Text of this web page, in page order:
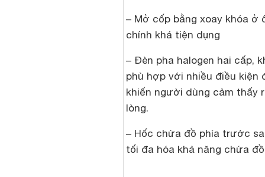
– Mở cốp bằng xoay khóa ở
chính khá tiện dụng
– Đèn pha halogen hai cấp,
phù hợp với nhiều điều kiện
khiến người dùng cảm thấy
lòng.
– Hốc chứa đồ phía trước
tối đa hóa khả năng chứa